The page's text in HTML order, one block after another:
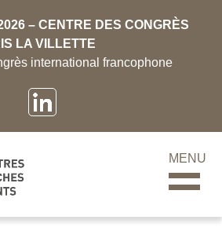
– CENTRE DES CONGRÈS
LA VILLETTE
international francophone
MENU